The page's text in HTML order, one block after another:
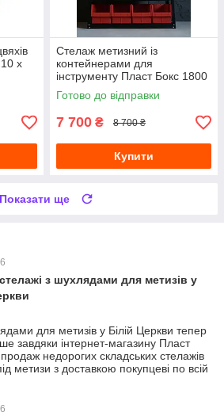
х
Стелаж метизний із
контейнерами для
інструменту Пласт Бокс 1800
940 300
Готово до відправки
7 700 ₴ 8 700 ₴
Купити
Показати ще
з шухлядами для метизів у
для метизів у Білій Церкви тепер
завдяки інтернет-магазину Пласт
недорогих складських стелажів
метизи з доставкою покупцеві по всій